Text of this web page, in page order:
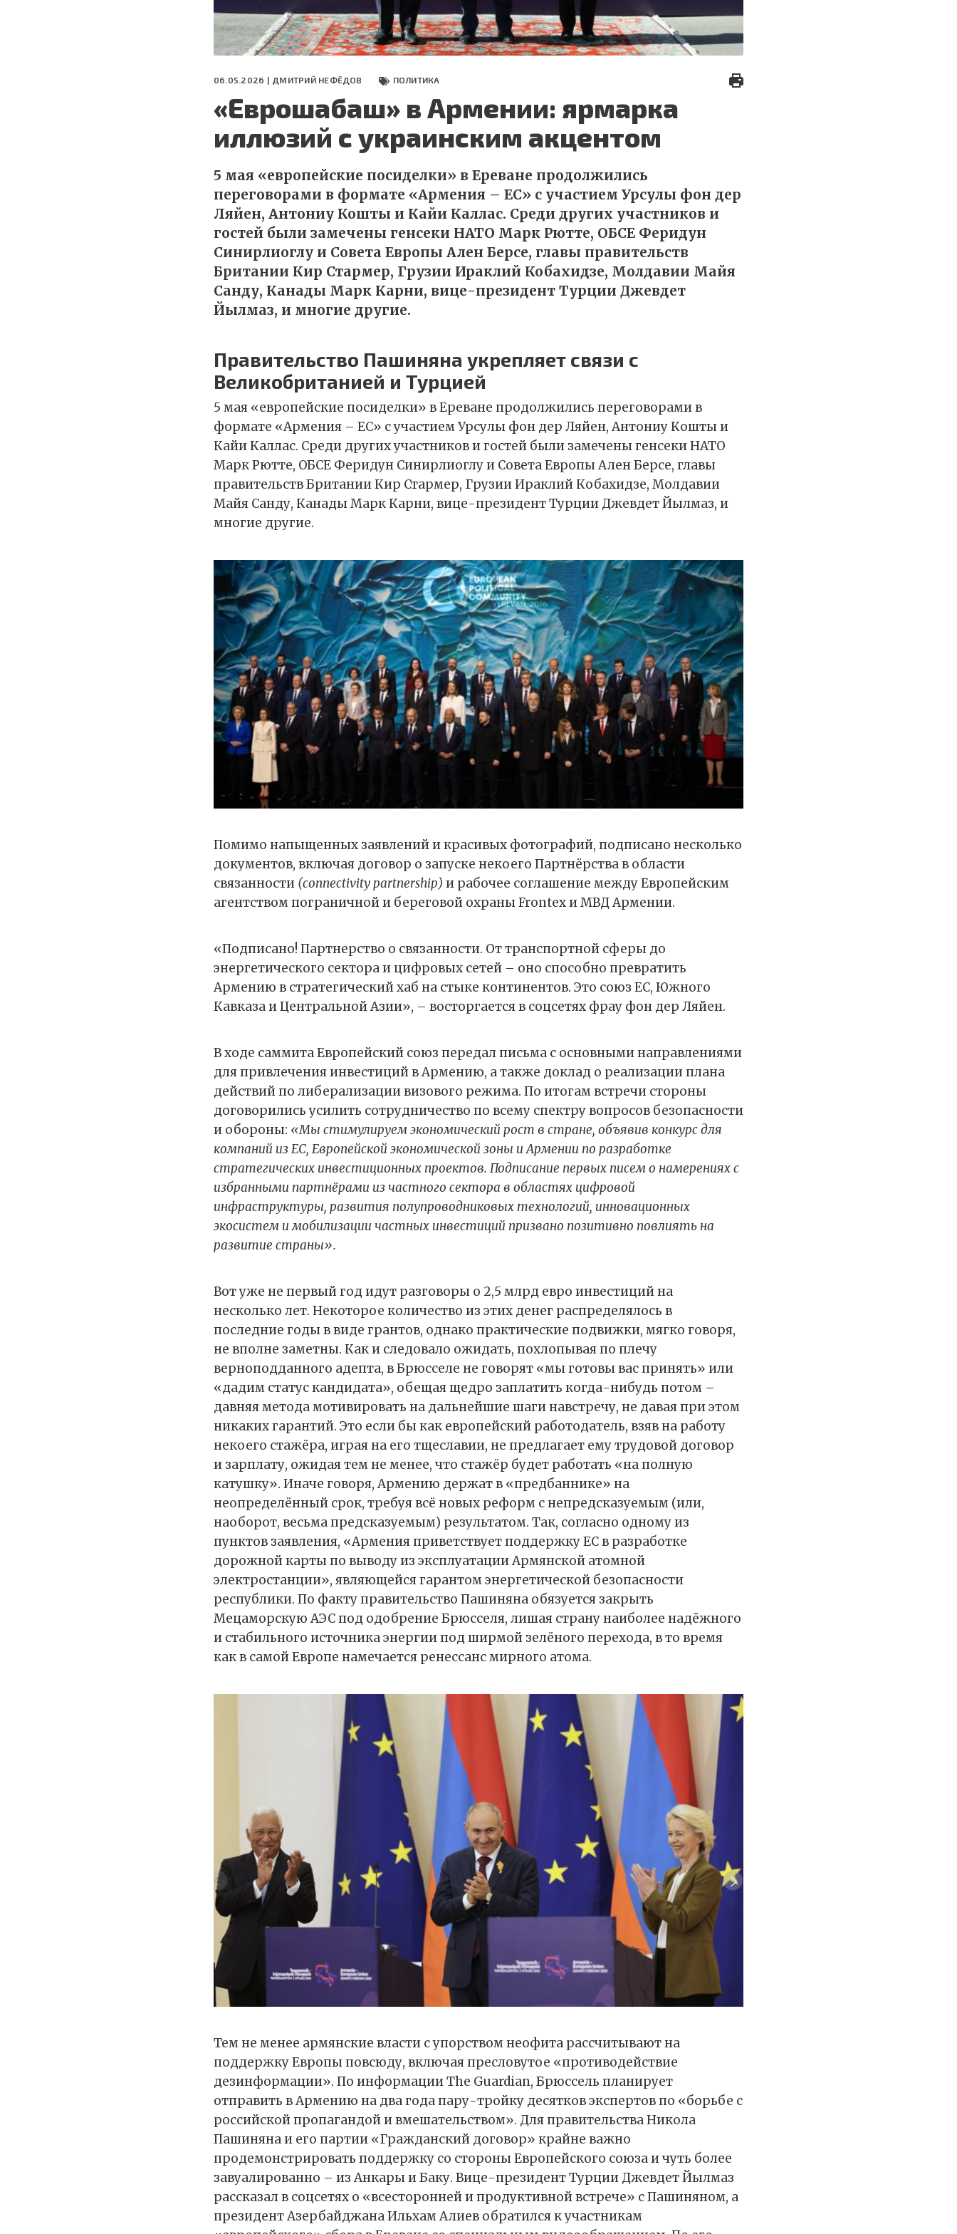
06.05.2026 | ДМИТРИЙ НЕФЁДОВ ПОЛИТИКА
«Еврошабаш» в Армении: ярмарка
иллюзий с украинским акцентом
5 мая «европейские посиделки» в Ереване продолжились
переговорами в формате «Армения – ЕС» с участием Урсулы фон дер
Ляйен, Антониу Кошты и Кайи Каллас. Среди других участников и
гостей были замечены генсеки НАТО Марк Рютте, ОБСЕ Феридун
Синирлиоглу и Совета Европы Ален Берсе, главы правительств
Британии Кир Стармер, Грузии Ираклий Кобахидзе, Молдавии Майя
Санду, Канады Марк Карни, вице-президент Турции Джевдет
Йылмаз, и многие другие.
Правительство Пашиняна укрепляет связи с
Великобританией и Турцией
5 мая «европейские посиделки» в Ереване продолжились переговорами в
формате «Армения – ЕС» с участием Урсулы фон дер Ляйен, Антониу Кошты и
Кайи Каллас. Среди других участников и гостей были замечены генсеки НАТО
Марк Рютте, ОБСЕ Феридун Синирлиоглу и Совета Европы Ален Берсе, главы
правительств Британии Кир Стармер, Грузии Ираклий Кобахидзе, Молдавии
Майя Санду, Канады Марк Карни, вице-президент Турции Джевдет Йылмаз, и
многие другие.
Помимо напыщенных заявлений и красивых фотографий, подписано несколько
документов, включая договор о запуске некоего Партнёрства в области
связанности (connectivity partnership) и рабочее соглашение между Европейским
агентством пограничной и береговой охраны Frontex и МВД Армении.
«Подписано! Партнерство о связанности. От транспортной сферы до
энергетического сектора и цифровых сетей – оно способно превратить
Армению в стратегический хаб на стыке континентов. Это союз ЕС, Южного
Кавказа и Центральной Азии», – восторгается в соцсетях фрау фон дер Ляйен.
В ходе саммита Европейский союз передал письма с основными направлениями
для привлечения инвестиций в Армению, а также доклад о реализации плана
действий по либерализации визового режима. По итогам встречи стороны
договорились усилить сотрудничество по всему спектру вопросов безопасности
и обороны: «Мы стимулируем экономический рост в стране, объявив конкурс для
компаний из ЕС, Европейской экономической зоны и Армении по разработке
стратегических инвестиционных проектов. Подписание первых писем о намерениях с
избранными партнёрами из частного сектора в областях цифровой
инфраструктуры, развития полупроводниковых технологий, инновационных
экосистем и мобилизации частных инвестиций призвано позитивно повлиять на
развитие страны».
Вот уже не первый год идут разговоры о 2,5 млрд евро инвестиций на
несколько лет. Некоторое количество из этих денег распределялось в
последние годы в виде грантов, однако практические подвижки, мягко говоря,
не вполне заметны. Как и следовало ожидать, похлопывая по плечу
верноподданного адепта, в Брюсселе не говорят «мы готовы вас принять» или
«дадим статус кандидата», обещая щедро заплатить когда-нибудь потом –
давняя метода мотивировать на дальнейшие шаги навстречу, не давая при этом
никаких гарантий. Это если бы как европейский работодатель, взяв на работу
некоего стажёра, играя на его тщеславии, не предлагает ему трудовой договор
и зарплату, ожидая тем не менее, что стажёр будет работать «на полную
катушку». Иначе говоря, Армению держат в «предбаннике» на
неопределённый срок, требуя всё новых реформ с непредсказуемым (или,
наоборот, весьма предсказуемым) результатом. Так, согласно одному из
пунктов заявления, «Армения приветствует поддержку ЕС в разработке
дорожной карты по выводу из эксплуатации Армянской атомной
электростанции», являющейся гарантом энергетической безопасности
республики. По факту правительство Пашиняна обязуется закрыть
Мецаморскую АЭС под одобрение Брюсселя, лишая страну наиболее надёжного
и стабильного источника энергии под ширмой зелёного перехода, в то время
как в самой Европе намечается ренессанс мирного атома.
Тем не менее армянские власти с упорством неофита рассчитывают на
поддержку Европы повсюду, включая пресловутое «противодействие
дезинформации». По информации The Guardian, Брюссель планирует
отправить в Армению на два года пару-тройку десятков экспертов по «борьбе с
российской пропагандой и вмешательством». Для правительства Никола
Пашиняна и его партии «Гражданский договор» крайне важно
продемонстрировать поддержку со стороны Европейского союза и чуть более
завуалированно – из Анкары и Баку. Вице-президент Турции Джевдет Йылмаз
рассказал в соцсетях о «всесторонней и продуктивной встрече» с Пашиняном, а
президент Азербайджана Ильхам Алиев обратился к участникам